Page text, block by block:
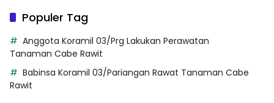
Populer Tag
Anggota Koramil 03/Prg Lakukan Perawatan
Tanaman Cabe Rawit
Babinsa Koramil 03/Pariangan Rawat Tanaman Cabe
Rawit